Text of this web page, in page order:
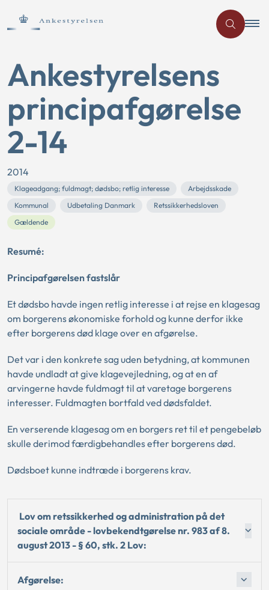
Ankestyrelsens
principafgørelse
2-14
2014
Klageadgang; fuldmagt; dødsbo; retlig interesse
Arbejdsskade
Kommunal
Udbetaling Danmark
Retssikkerhedsloven
Gældende
Resumé:
Principafgørelsen fastslår
Et dødsbo havde ingen retlig interesse i at rejse en klagesag
om borgerens økonomiske forhold og kunne derfor ikke
efter borgerens død klage over en afgørelse.
Det var i den konkrete sag uden betydning, at kommunen
havde undladt at give klagevejledning, og at en af
arvingerne havde fuldmagt til at varetage borgerens
interesser. Fuldmagten bortfald ved dødsfaldet.
En verserende klagesag om en borgers ret til et pengebeløb
skulle derimod færdigbehandles efter borgerens død.
Dødsboet kunne indtræde i borgerens krav.
Lov om retssikkerhed og administration på det
sociale område - lovbekendtgørelse nr. 983 af 8.
august 2013 - § 60, stk. 2 Lov:
Afgørelse: